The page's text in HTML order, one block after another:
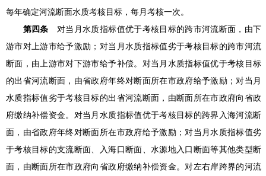
每年确定河流断面水质考核目标，每月考核一次。
第四条 对当月水质指标值优于考核目标的跨市河流断面，由下
游市对上游市给予激励；对当月水质指标值劣于考核目标的跨市河流
断面，由上游市对下游市给予补偿。对当月水质指标值优于考核目标
的出省河流断面，由省政府年终对断面所在市政府给予激励；对当月
水质指标值劣于考核目标的出省河流断面，由断面所在市政府向省政
府缴纳补偿资金。对当月水质指标值优于考核目标的跨界入海河流断
面，由省政府年终对断面所在市政府给予激励；对当月水质指标值劣
于考核目标的支流断面、入海口断面、水源地入口断面等其他类型断
面，由断面所在市政府向省政府缴纳补偿资金。对左右岸跨界的河流